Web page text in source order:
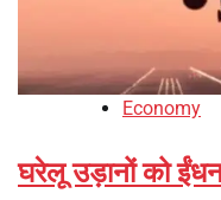
Economy
घरेलू उड़ानों को